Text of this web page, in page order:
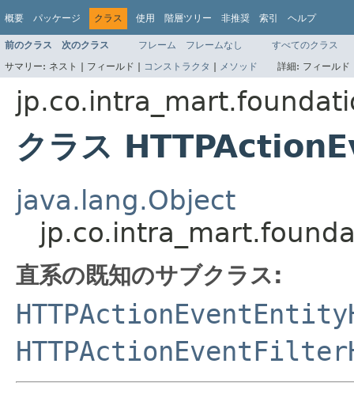
概要 パッケージ クラス 使用 階層ツリー 非推奨 索引 ヘルプ
前のクラス 次のクラス フレーム フレームなし
すべてのクラス
サマリー: ネスト | フィールド | コンストラクタ | メソッド 詳細: フィール
クラス
java.lang.Object
直系の既知のサブクラス: